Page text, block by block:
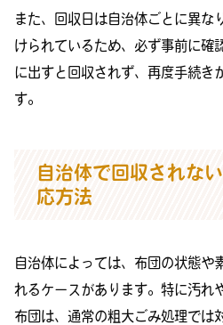
また、回収日は自治体ごとに異な
けられているため、必ず事前に確
に出すと回収されず、再度手続き
す。
自治体で回収されな
応方法
自治体によっては、布団の状態や
れるケースがあります。特に汚れ
布団は、通常の粗大ごみ処理では